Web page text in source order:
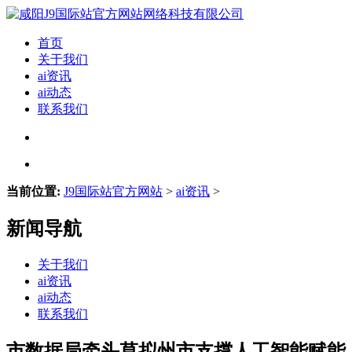
首页
关于我们
ai资讯
ai动态
联系我们
当前位置: J9国际站官方网站 > ai资讯 >
新闻导航
关于我们
ai资讯
ai动态
联系我们